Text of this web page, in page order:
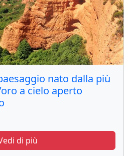
nato dalla più
a cielo aperto
di più